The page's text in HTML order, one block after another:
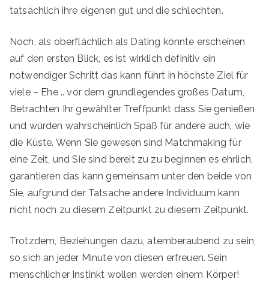
tatsächlich ihre eigenen gut und die schlechten.
Noch, als oberflächlich als Dating könnte erscheinen
auf den ersten Blick, es ist wirklich definitiv ein
notwendiger Schritt das kann führt in höchste Ziel für
viele – Ehe .. vor dem grundlegendes großes Datum,
Betrachten Ihr gewählter Treffpunkt dass Sie genießen
und würden wahrscheinlich Spaß für andere auch, wie
die Küste. Wenn Sie gewesen sind Matchmaking für
eine Zeit, und Sie sind bereit zu zu beginnen es ehrlich,
garantieren das kann gemeinsam unter den beide von
Sie, aufgrund der Tatsache andere Individuum kann
nicht noch zu diesem Zeitpunkt zu diesem Zeitpunkt.
Trotzdem, Beziehungen dazu, atemberaubend zu sein,
so sich an jeder Minute von diesen erfreuen. Sein
menschlicher Instinkt wollen werden einem Körper!